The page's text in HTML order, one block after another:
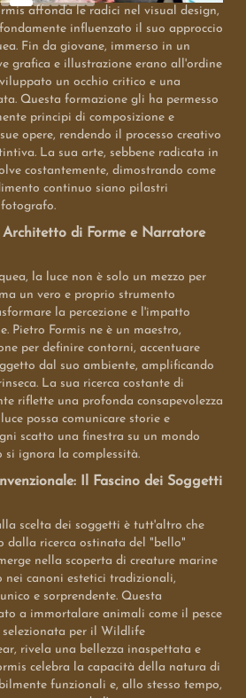
affonda le radici nel visual design,
influenzato il suo approccio
Fin da giovane, immerso in un
grafica e illustrazione erano all'ordine
un occhio critico e una
Questa formazione gli ha permesso
principi di composizione e
opere, rendendo il processo creativo
La sua arte, sebbene radicata in
costantemente, dimostrando come
continuo siano pilastri
Architetto di Forme e Narratore
la luce non è solo un mezzo per
un vero e proprio strumento
la percezione e l'impatto
Pietro Formis ne è un maestro,
per definire contorni, accentuare
dal suo ambiente, amplificando
La sua ricerca costante di
riflette una profonda consapevolezza
possa comunicare storie e
scatto una finestra su un mondo
si ignora la complessità.
Il Fascino dei Soggetti
scelta dei soggetti è tutt'altro che
dalla ricerca ostinata del "bello"
nella scoperta di creature marine
nei canoni estetici tradizionali,
e sorprendente. Questa
a immortalare animali come il pesce
per il Wildlife
rivela una bellezza inaspettata e
celebra la capacità della natura di
funzionali e, allo stesso tempo,